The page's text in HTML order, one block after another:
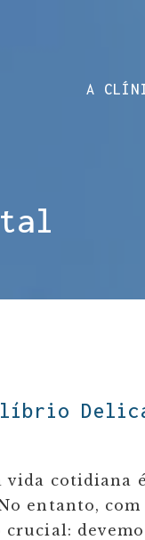
A
vida
entanto,